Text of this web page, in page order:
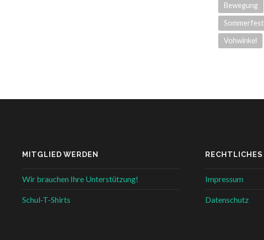
Bewegung
Sommerfest
Vohwinkel
MITGLIED WERDEN
Wir brauchen Ihre Unterstützung!
Schul-T-Shirts
RECHTLICHES
Impressum
Datenschutz